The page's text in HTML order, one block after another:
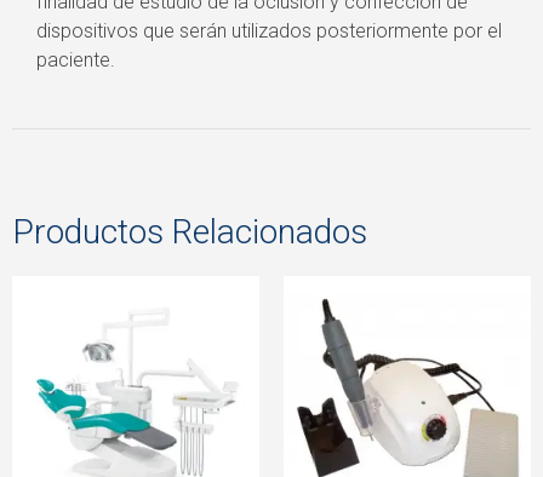
dispositivos que serán utilizados posteriormente por el
paciente.
Productos Relacionados